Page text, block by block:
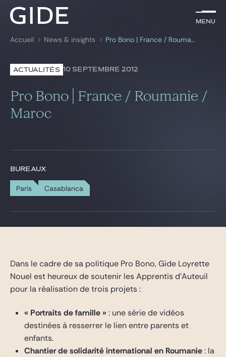
Menu
Rechercher par mots-clés
Menu
Avocats
Expertises
News & insights
Notre cabinet
Carrière
Contact
Accueil News & insights Pro Bono | France / Roumanie / Maroc
ACTUALITÉS 10 SEPTEMBRE 2012
Pro Bono | France / Roumanie /
Maroc
BUREAUX
Paris Casablanca
Dans le cadre de sa politique Pro Bono, Gide Loyrette
Nouel est heureux de soutenir les Apprentis d’Auteuil
pour la réalisation de trois projets :
« Portraits de famille »: une série de vidéos
destinées à resserrer le lien entre parents et
enfants.
Chantier de solidarité international en Roumanie: la